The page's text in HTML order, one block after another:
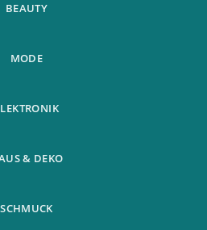
BEAUTY
MODE
& DEKO
SCHMUCK
Casual
Sleeve